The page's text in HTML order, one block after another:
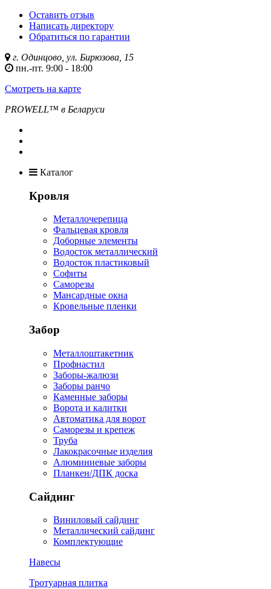
Оставить отзыв
Написать директору
Обратиться по гарантии
г. Одинцово, ул. Бирюзова, 15
пн.-пт. 9:00 - 18:00
Смотреть на карте
PROWELL™ в Беларуси
Каталог
Кровля
Металлочерепица
Фальцевая кровля
Доборные элементы
Водосток металлический
Водосток пластиковый
Софиты
Саморезы
Мансардные окна
Кровельные пленки
Забор
Металлоштакетник
Профнастил
Заборы-жалюзи
Заборы ранчо
Каменные заборы
Ворота и калитки
Автоматика для ворот
Саморезы и крепеж
Труба
Лакокрасочные изделия
Алюминиевые заборы
Планкен/ДПК доска
Сайдинг
Виниловый сайдинг
Металлический сайдинг
Комплектующие
Навесы
Тротуарная плитка